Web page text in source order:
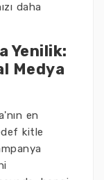
daha
Yenilik:
Medya
en
kitle